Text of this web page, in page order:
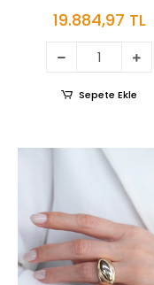
19.884,97 TL
Sepete Ekle